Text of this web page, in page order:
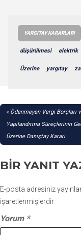
YARGITAY KARARLARI
düşürülmesi elektrik
Üzerine yargıtay
YAZI
GEZINMESI
Ödenmeyen Vergi Borçları
Yapılandırma Süreçlerinin
Üzerine Danıştay Kararı
BIR YANIT
E-posta adresiniz
işaretlenmişlerdir
Yorum *